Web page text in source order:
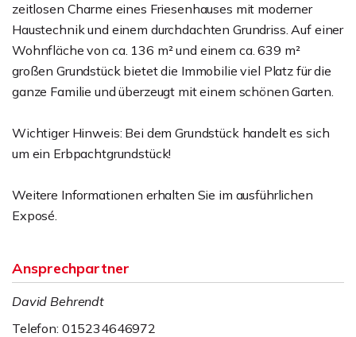
zeitlosen Charme eines Friesenhauses mit moderner
Haustechnik und einem durchdachten Grundriss. Auf einer
Wohnfläche von ca. 136 m² und einem ca. 639 m²
großen Grundstück bietet die Immobilie viel Platz für die
ganze Familie und überzeugt mit einem schönen Garten.
Wichtiger Hinweis: Bei dem Grundstück handelt es sich
um ein Erbpachtgrundstück!
Weitere Informationen erhalten Sie im ausführlichen
Exposé.
Ansprechpartner
David Behrendt
Telefon: 015234646972